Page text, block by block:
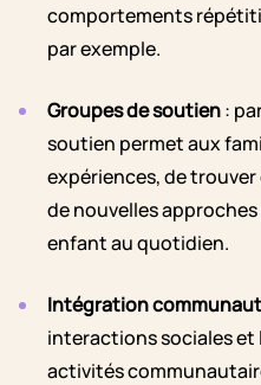
comportements
par exemple.
Groupes de soutien:
soutien permet aux
expériences, de
de nouvelles
enfant au quotidien.
Intégration
interactions sociales et
activités